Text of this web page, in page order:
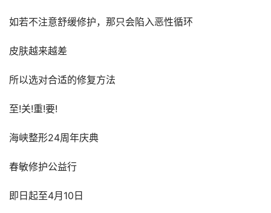
如若不注意舒缓修护，那只会陷入恶性循环
皮肤越来越差
所以选对合适的修复方法
至!关!重!要!
海峡整形24周年庆典
春敏修护公益行
即日起至4月10日